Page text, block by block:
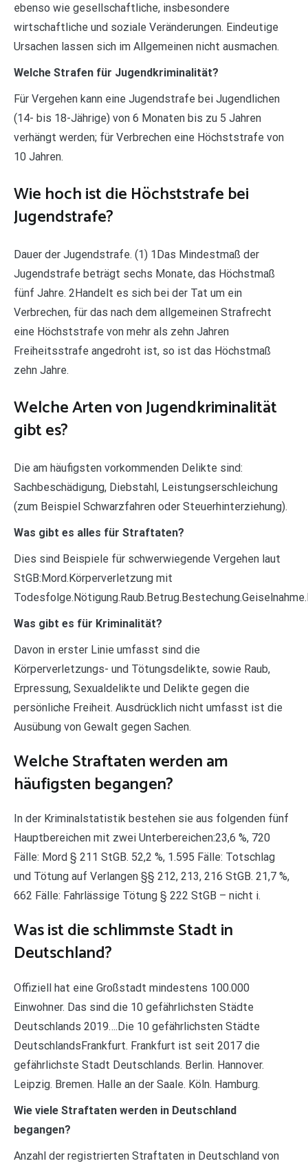
ebenso wie gesellschaftliche, insbesondere
wirtschaftliche und soziale Veränderungen. Eindeutige
Ursachen lassen sich im Allgemeinen nicht ausmachen.
Welche Strafen für Jugendkriminalität?
Für Vergehen kann eine Jugendstrafe bei Jugendlichen
(14- bis 18-Jährige) von 6 Monaten bis zu 5 Jahren
verhängt werden; für Verbrechen eine Höchststrafe von
10 Jahren.
Wie hoch ist die Höchststrafe bei
Jugendstrafe?
Dauer der Jugendstrafe. (1) 1Das Mindestmaß der
Jugendstrafe beträgt sechs Monate, das Höchstmaß
fünf Jahre. 2Handelt es sich bei der Tat um ein
Verbrechen, für das nach dem allgemeinen Strafrecht
eine Höchststrafe von mehr als zehn Jahren
Freiheitsstrafe angedroht ist, so ist das Höchstmaß
zehn Jahre.
Welche Arten von Jugendkriminalität
gibt es?
Die am häufigsten vorkommenden Delikte sind:
Sachbeschädigung, Diebstahl, Leistungserschleichung
(zum Beispiel Schwarzfahren oder Steuerhinterziehung).
Was gibt es alles für Straftaten?
Dies sind Beispiele für schwerwiegende Vergehen laut
StGB:Mord.Körperverletzung mit
Was gibt es für Kriminalität?
Davon in erster Linie umfasst sind die
Körperverletzungs- und Tötungsdelikte, sowie Raub,
Erpressung, Sexualdelikte und Delikte gegen die
persönliche Freiheit. Ausdrücklich nicht umfasst ist die
Ausübung von Gewalt gegen Sachen.
Welche Straftaten werden am
häufigsten begangen?
In der Kriminalstatistik bestehen sie aus folgenden fünf
Hauptbereichen mit zwei Unterbereichen:23,6 %, 720
Fälle: Mord § 211 StGB. 52,2 %, 1.595 Fälle: Totschlag
und Tötung auf Verlangen §§ 212, 213, 216 StGB. 21,7 %,
662 Fälle: Fahrlässige Tötung § 222 StGB – nicht i.
Was ist die schlimmste Stadt in
Deutschland?
Offiziell hat eine Großstadt mindestens 100.000
Einwohner. Das sind die 10 gefährlichsten Städte
Deutschlands 2019….Die 10 gefährlichsten Städte
DeutschlandsFrankfurt. Frankfurt ist seit 2017 die
gefährlichste Stadt Deutschlands. Berlin. Hannover.
Leipzig. Bremen. Halle an der Saale. Köln. Hamburg.
Wie viele Straftaten werden in Deutschland
begangen?
Anzahl der registrierten Straftaten in Deutschland von